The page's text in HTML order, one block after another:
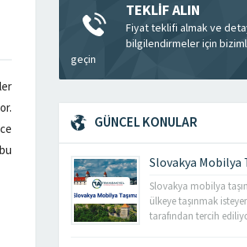
TEKLİF ALIN
Fiyat teklifi almak ve
bilgilendirmeler için
geçin
GÜNCEL KONULAR
Slovakya Mobilya
Slovakya mobilya
ülkeye taşınmak
tarafından tercih